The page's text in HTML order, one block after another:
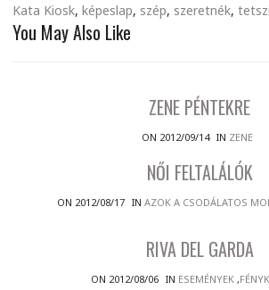
Kata Kiosk, képeslap, szép, szeretnék,
You May Also Like
ZENE PÉNTEKRE
ON 2012/09/14 IN ZENE
NŐI FELTALÁLÓK
ON 2012/08/17 IN AZOK A CSODÁLATOS
RIVA DEL GARDA
ON 2012/08/06 IN ESEMÉNYEK,